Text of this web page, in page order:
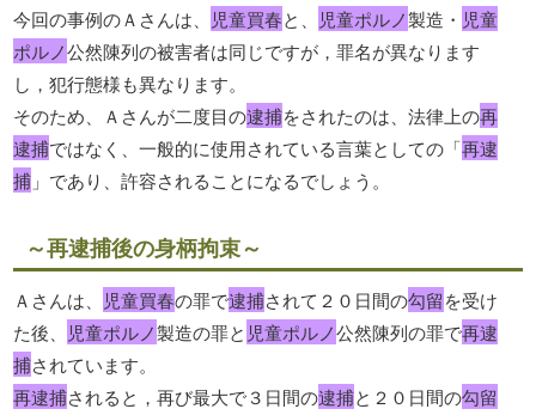
今回の事例のＡさんは、
児童買春と、 児童ポルノ製造・ 児童
ポルノ公然陳列の被害者は同じですが，罪名が異なります
し，犯行態様も異なります。
そのため、Ａさんが二度目の逮捕をされたのは、法律上の再
逮捕ではなく、一般的に使用されている言葉としての「再逮
捕 」であり、許容されることになるでしょう。
～再逮捕後の身柄拘束～
Ａさんは、 児童買春の罪で逮捕されて２０日間の勾留を受け
た後、
児童ポルノ製造の罪と 児童ポルノ公然陳列の罪で再逮
捕されています。
再逮捕されると，再び最大で３日間の逮捕と２０日間の勾留